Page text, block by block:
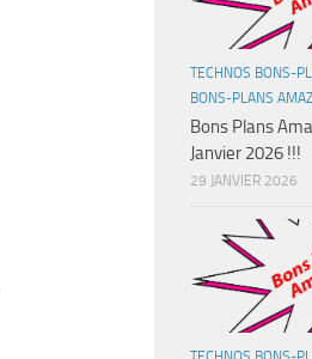
TECHNOS BONS-
BONS-PLANS
Bons Plans
Janvier 2026 !!!
29 JANVIER 2026